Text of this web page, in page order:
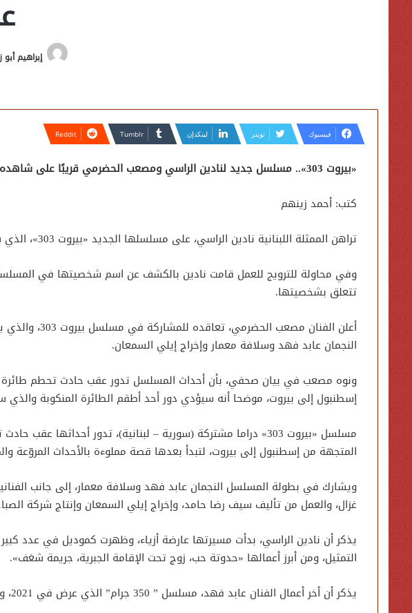
إبراهيم أبو
فيسبوك تويتر لينكدإن
«بيروت 303».. مسلسل جديد لنادين الراسي ومصعب الحضرمي قريبًا على شاهده
كتب: أحمد زينهم
تراهن الممثلة اللبنانية نادين الراسي، على مسلسلها الجديد «بيروت 303»، الذي سيعرض على منصة شاهد قريبًا.
وفي محاولة للترويج للعمل قامت نادين بالكشف عن اسم شخصيتها في
تتعلق بشخصيتها.
أعلن الفنان مصعب
النجمان عابد فهد وسلافة معمار وإخراج إيلي السمعان.
إسطنبول إلى بيروت، موضحا أنه سيؤدي دور أحد أطقم الطائرة المنكوبة
المتجهة من إسطنبول إلى بيروت، لتبدأ بعدها قصة مملوءة بالأحداث المروّعة
ويشارك في بطولة المسلسل النجمان عابد فهد وسلافة معمار، إلى جانب
غزال، والعمل من تأليف سيف رضا حامد، وإخراج إيلي السمعان وإنتاج شركة
يذكر أن نادين الراسي، بدأت مسيرتها عارضة أزياء، وظهرت كموديل في عدد كبير
التمثيل، ومن أبرز أعمالها «حدوتة حب، زوج تحت الإقامة الجبرية، جريمة شغف».
يذكر أن أخر أعمال الفنان عابد فهد، مسلسل ” 350 جرام” الذي عرض في 2021، وحقق نسب عالية من المشاهدات.